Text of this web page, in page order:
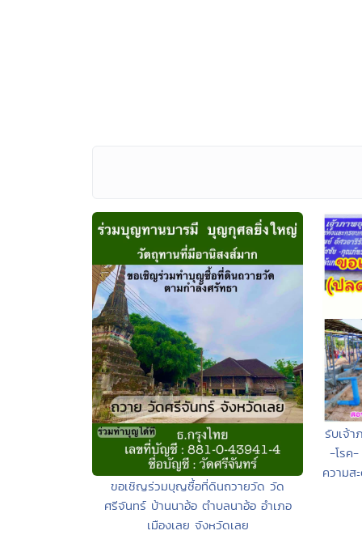
ขอเชิญร่วมบุญซื้อที่ดินถวายวัด วัด
ศรีจันทร์ บ้านนาอ้อ ตำบลนาอ้อ อำเภอ
เมืองเลย จังหวัดเลย
รับเจ้
-โรค
ความส